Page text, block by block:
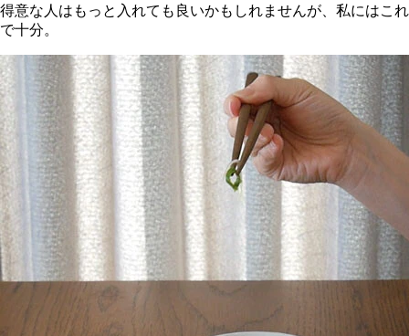
得意な人はもっと入れても良いかもしれませんが、私にはこれ
で十分。